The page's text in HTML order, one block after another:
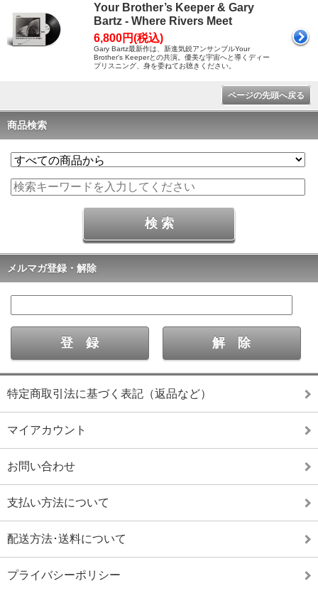
Your Brother’s Keeper & Gary
Bartz - Where Rivers Meet
6,800円(税込)
Gary Bartz最新作は、新進気鋭アンサンブルYour
Brother's Keeperとの共演。優美な宇宙へと導くディー
プリスニング、身を委ねてお聴きください。
ページの先頭へ戻る
商品検索
メルマガ登録・解除
特定商取引法に基づく表記（返品など）
マイアカウント
お問い合わせ
支払い方法について
配送方法･送料について
プライバシーポリシー